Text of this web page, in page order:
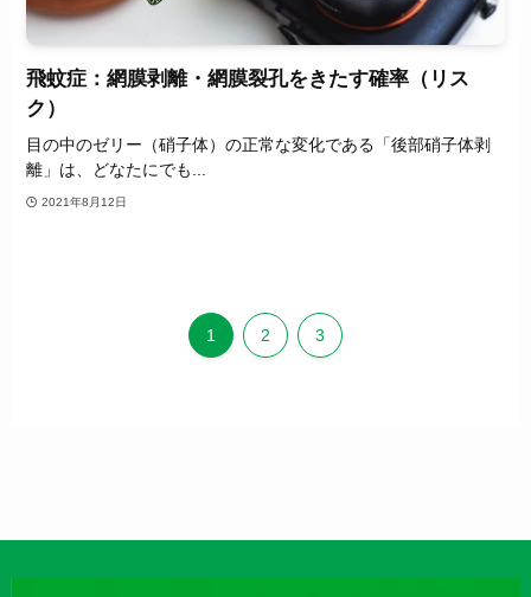
飛蚊症：網膜剥離・網膜裂孔をきたす確率（リス
ク）
目の中のゼリー（硝子体）の正常な変化である「後部硝子体剥
離」は、どなたにでも...
2021年8月12日
1 2 3